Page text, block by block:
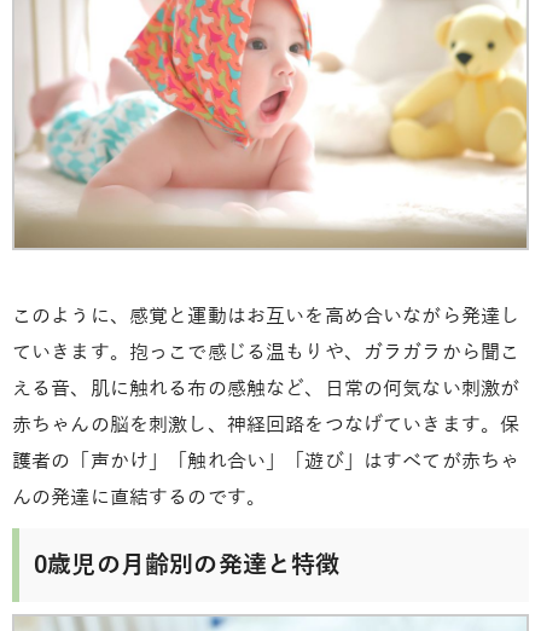
このように、感覚と運動はお互いを高め合いながら発達し
ていきます。抱っこで感じる温もりや、ガラガラから聞こ
える音、肌に触れる布の感触など、日常の何気ない刺激が
赤ちゃんの脳を刺激し、神経回路をつなげていきます。保
護者の「声かけ」「触れ合い」「遊び」はすべてが赤ちゃ
んの発達に直結するのです。
0歳児の月齢別の発達と特徴